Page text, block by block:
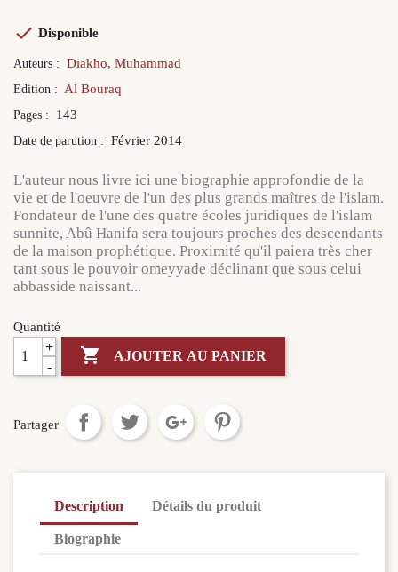
 Disponible
Auteurs : Diakho, Muhammad
Edition : Al Bouraq
Pages : 143
Date de parution : Février 2014
L'auteur nous livre ici une biographie approfondie de la
vie et de l'oeuvre de l'un des plus grands maîtres de l'islam.
Fondateur de l'une des quatre écoles juridiques de l'islam
sunnite, Abû Hanifa sera toujours proches des descendants
de la maison prophétique. Proximité qu'il paiera très cher
tant sous le pouvoir omeyyade déclinant que sous celui
abbasside naissant...
Quantité
+
 AJOUTER AU PANIER
Partager
Description Détails du produit
Biographie